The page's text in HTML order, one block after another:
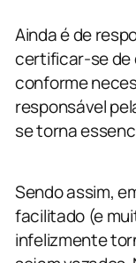
Ainda é de
certificar-se de
conforme
responsável
se torna
Sendo assim,
facilitado (e
infelizmente